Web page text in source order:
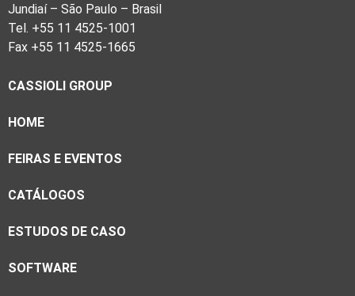
Jundiaí – São Paulo – Brasil
Tel. +55 11 4525-1001
Fax +55 11 4525-1665
CASSIOLI GROUP
HOME
FEIRAS E EVENTOS
CATÁLOGOS
ESTUDOS DE CASO
SOFTWARE